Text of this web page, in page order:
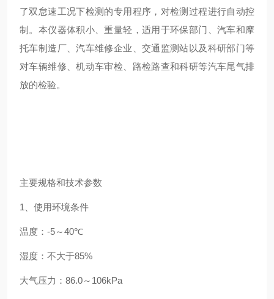
了双怠速工况下检测的专用程序，对检测过程进行自动控
制。本仪器体积小、重量轻，适用于环保部门、汽车和摩
托车制造厂、汽车维修企业、交通监测站以及科研部门等
对车辆维修、机动车审检、路检路查和科研等汽车尾气排
放的检验。
主要规格和技术参数
1 、使用环境条件
温度： -5～40℃
湿度：不大于85%
大气压力： 86.0～ 106kPa